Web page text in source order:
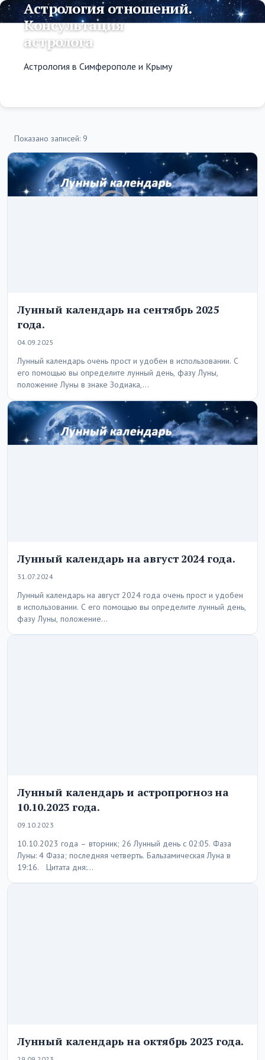
Астрология отношений.
Консультация
астролога
Астрология в Симферополе и Крыму
Показано записей: 9
Лунный календарь на сентябрь 2025
года.
04.09.2025
Лунный календарь очень прост и удобен в использовании. С
его помощью вы определите лунный день, фазу Луны,
положение Луны в знаке Зодиака,…
Лунный календарь на август 2024 года.
31.07.2024
Лунный календарь на август 2024 года очень прост и удобен
в использовании. С его помощью вы определите лунный день,
фазу Луны, положение…
Лунный календарь и астропрогноз на
10.10.2023 года.
09.10.2023
10.10.2023 года – вторник; 26 Лунный день с 02:05. Фаза
Луны: 4 Фаза; последняя четверть. Бальзамическая Луна в
19:16. Цитата дня:…
Лунный календарь на октябрь 2023 года.